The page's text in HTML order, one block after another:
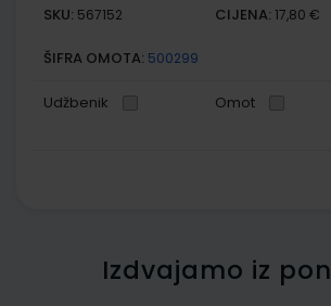
SKU: 567152 CIJENA: 17,80 €
ŠIFRA OMOTA: 500299
Udžbenik Omot
Izdvajamo iz